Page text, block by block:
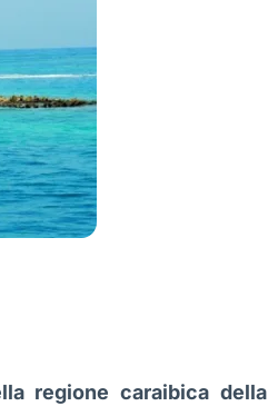
regione caraibica della